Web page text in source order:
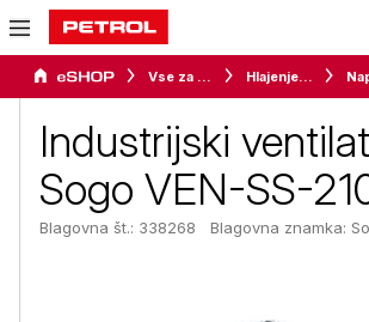
Vse za dom Hlajenje in gretje
Industrijski
Sogo VEN-SS-
Blagovna št.: 338268 Blagovna znamka: